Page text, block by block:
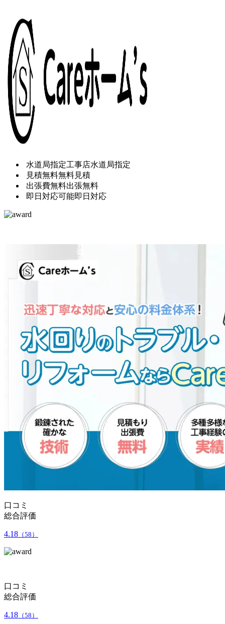
水道局指定工事店水道局指定
見積無料無料見積
出張費無料出張無料
即日対応可能即日対応
口コミ
総合評価
4.18 （58）
口コミ
総合評価
4.18 （58）